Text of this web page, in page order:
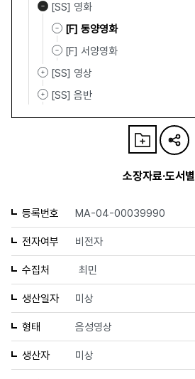
[SS] 영화
[F] 동양영화
[F] 서양영화
[SS] 영상
[SS] 음반
소장자료·도서별
등록번호 MA-04-00039990
전자여부 비전자
수집처 최민
생산일자 미상
형태 음성영상
생산자 미상